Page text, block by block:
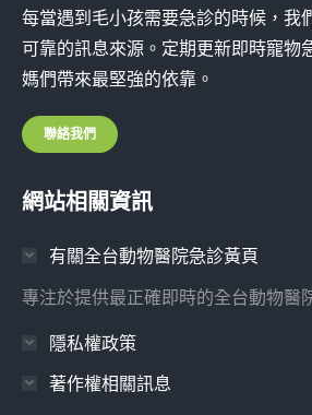
每當遇到毛小孩需要急診的時候，我
可靠的訊息來源。定期更新即時寵物
媽們帶來最堅強的依靠。
聯絡我們
網站相關資訊
有關全台動物醫院急診黃頁
專注於提供最正確即時的全台動物醫
隱私權政策
著作權相關訊息